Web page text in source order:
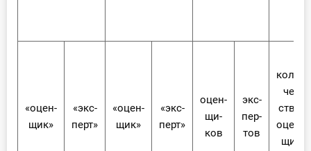
«оцен­
щик»
«экс­
перт»
«оцен­
щик»
«экс­
перт»
оцен­
щи­
ков
экс­
пер­
тов
ко­ли­
че­
ство
оцен­
щи­